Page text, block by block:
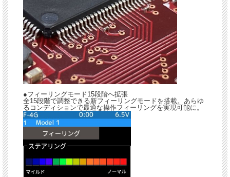
●フィーリングモード15段階へ拡張
全15段階で調整できる新フィーリングモードを搭載。あらゆ
るコンディションで最適な操作フィーリングを実現可能に。